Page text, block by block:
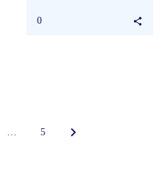
page σας….
0
… 5